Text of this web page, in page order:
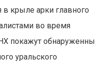
крыле арки главного
во время
покажут
уральского